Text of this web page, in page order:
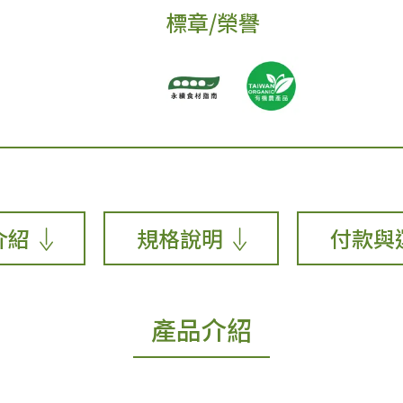
標章/榮譽
紹 規格說明 付款與
產品介紹